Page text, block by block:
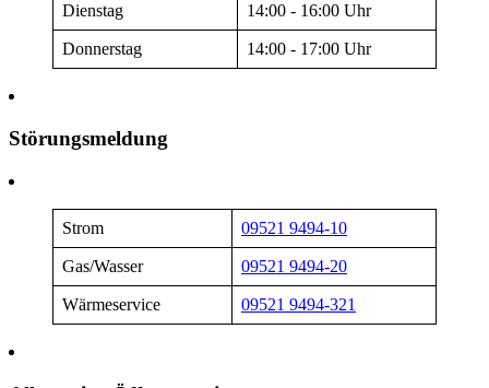
Dienstag 14:00 - 16:00 Uhr
Donnerstag 14:00 - 17:00 Uhr
Störungsmeldung
Strom 09521 9494-10
Gas/Wasser 09521 9494-20
Wärmeservice 09521 9494-321